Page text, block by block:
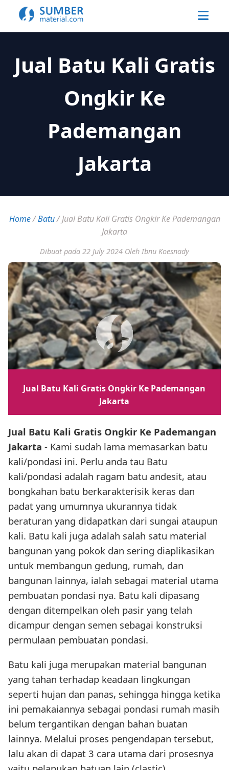
Jual Batu Kali Gratis
Ongkir Ke
Pademangan
Jakarta
Home/Batu/Jual Batu Kali Gratis Ongkir Ke Pademangan
Jakarta
Dibuat pada 22 July 2024 Oleh Ibnu Koesnady
Jual Batu Kali Gratis Ongkir Ke Pademangan
Jakarta
Jual Batu Kali Gratis Ongkir Ke Pademangan
Jakarta - Kami sudah lama memasarkan batu
kali/pondasi ini. Perlu anda tau Batu
kali/pondasi adalah ragam batu andesit, atau
bongkahan batu berkarakterisik keras dan
padat yang umumnya ukurannya tidak
beraturan yang didapatkan dari sungai ataupun
kali. Batu kali juga adalah salah satu material
bangunan yang pokok dan sering diaplikasikan
untuk membangun gedung, rumah, dan
bangunan lainnya, ialah sebagai material utama
pembuatan pondasi nya. Batu kali dipasang
dengan ditempelkan oleh pasir yang telah
dicampur dengan semen sebagai konstruksi
permulaan pembuatan pondasi.
Batu kali juga merupakan material bangunan
yang tahan terhadap keadaan lingkungan
seperti hujan dan panas, sehingga hingga ketika
ini pemakaiannya sebagai pondasi rumah masih
belum tergantikan dengan bahan buatan
lainnya. Melalui proses pengendapan tersebut,
lalu akan di dapat 3 cara utama dari prosesnya